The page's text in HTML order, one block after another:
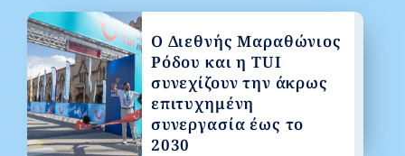
Ο Διεθνής Μαραθώνιος
Ρόδου και η TUI
συνεχίζουν την άκρως
επιτυχημένη
συνεργασία έως το
2030